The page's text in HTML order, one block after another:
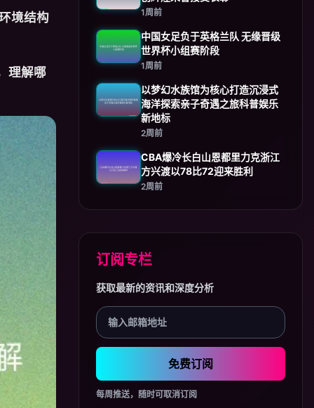
境结构
理解哪
1周前
中国女足负于英格兰队 无缘晋级
世界杯小组赛阶段
1周前
以梦幻水族馆为核心打造沉浸式
海洋探索亲子奇遇之旅科普娱乐
新地标
2周前
CBA爆冷长白山恩都里力克浙江
方兴渡以78比72迎来胜利
2周前
订阅专栏
获取最新的资讯和深度分析
免费订阅
每周推送，随时可取消订阅